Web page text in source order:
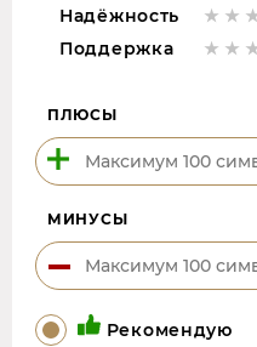
Надёжность
Поддержка
ПЛЮСЫ
МИНУСЫ
Рекомендую